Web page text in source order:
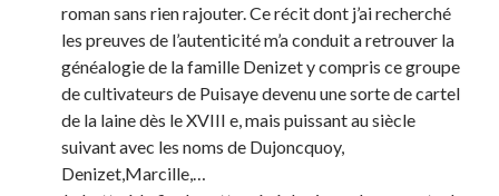
roman sans rien rajouter. Ce récit dont j’ai recherché
les preuves de l’autenticité m’a conduit a retrouver la
généalogie de la famille Denizet y compris ce groupe
de cultivateurs de Puisaye devenu une sorte de cartel
de la laine dès le XVIII e, mais puissant au siècle
suivant avec les noms de Dujoncquoy,
Denizet,Marcille,…